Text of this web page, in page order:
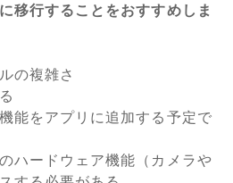
移行することをおすすめしま
の複雑さ
能をアプリに追加する予定で
ハードウェア機能（カメラや